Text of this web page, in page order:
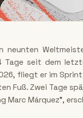
neunten
Tage seit dem
fliegt er im Sprint
Fuß. Zwei Tage
Marc Márquez",